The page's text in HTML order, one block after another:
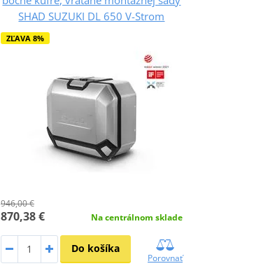
SHAD SUZUKI DL 650 V-Strom
ZĽAVA 8%
946,00 €
870,38 € Na centrálnom sklade
Do košíka
Porovnať